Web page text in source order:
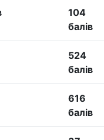
104
балів
524
балів
616
балів